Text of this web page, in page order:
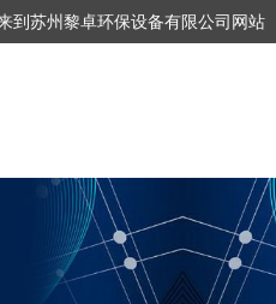
到苏州黎卓环保设备有限公司网站